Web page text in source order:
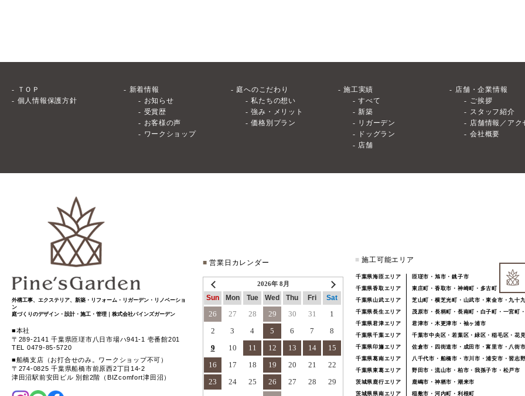
ＴＯＰ
個人情報保護方針
新着情報
お知らせ
受賞歴
お客様の声
ワークショップ
庭へのこだわり
私たちの想い
強み・メリット
価格別プラン
施工実績
すべて
新築
リガーデン
ドッグラン
店舗
店舗・企業情報
ご挨拶
スタッフ紹介
店舗情報／アク
会社概要
外構工事、エクステリア、新築・リフォーム・リガーデン・リノベーショ
ン
庭づくりのデザイン・設計・施工・管理｜株式会社パインズガーデン
本社
〒289-2141 千葉県匝瑳市八日市場ハ941-1 壱番館201
TEL 0479-85-5720
船橋支店（お打合せのみ。ワークショップ不可）
〒274-0825 千葉県船橋市前原西2丁目14-2
津田沼駅前安田ビル 別館2階（BIZcomfort津田沼）
■営業日カレンダー
2026年 8月
Sun Mon Tue Wed Thu Fri Sat
26 27 28 29 30 31
1
2
3 4 5 6 7
8
9
10 11 12 13 14
15
16
17 18 19 20 21
22
23
24 25 26 27 28
29
■施工可能エリア
千葉県海匝エリア
匝瑳市・旭市・銚子市
千葉県香取エリア
東庄町・香取市・神崎町・多古町
千葉県山武エリア
芝山町・横芝光町・山武市・東金市・九十
千葉県長生エリア
茂原市・長柄町・長南町・白子町・一宮町
千葉県君津エリア
君津市・木更津市・袖ヶ浦市
千葉県千葉エリア
千葉市中央区・若葉区・緑区・稲毛区・花
千葉県印旛エリア
佐倉市・四街道市・成田市・富里市・八街
千葉県葛南エリア
八千代市・船橋市・市川市・浦安市・習志
千葉県東葛エリア
野田市・流山市・柏市・我孫子市・松戸市
茨城県鹿行エリア
鹿嶋市・神栖市・潮来市
茨城県県南エリア
稲敷市・河内町・利根町